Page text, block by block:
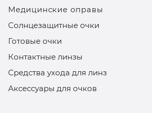
Медицинские оправы
Солнцезащитные очки
Готовые очки
Контактные линзы
Средства ухода для линз
Аксессуары для очков